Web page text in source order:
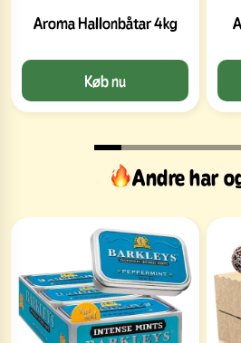
Aroma Hallonbåtar 4kg
Køb nu
Andre har